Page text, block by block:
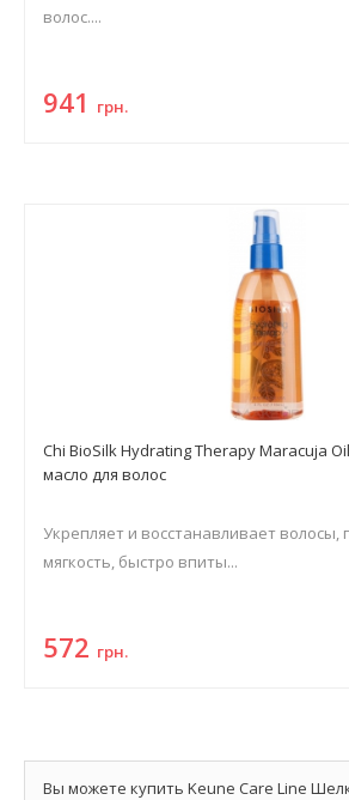
волос....
941 грн.
Chi BioSilk Hydrating Therapy Maracuja
масло для волос
Укрепляет и восстанавливает волосы,
мягкость, быстро впиты...
572 грн.
Вы можете купить Keune Care Line